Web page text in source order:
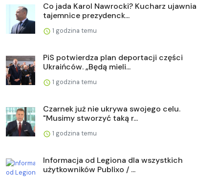
Co jada Karol Nawrocki? Kucharz ujawnia
tajemnice prezydenck...
1 godzina temu
PiS potwierdza plan deportacji części
Ukraińców. „Będą mieli...
1 godzina temu
Czarnek już nie ukrywa swojego celu.
"Musimy stworzyć taką r...
1 godzina temu
Informacja od Legiona dla wszystkich
użytkowników Publixo / ...